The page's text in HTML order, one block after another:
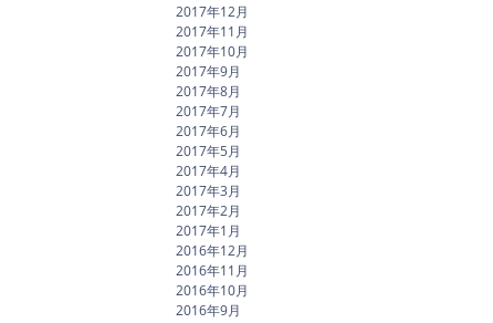
2017年12月
2017年11月
2017年10月
2017年9月
2017年8月
2017年7月
2017年6月
2017年5月
2017年4月
2017年3月
2017年2月
2017年1月
2016年12月
2016年11月
2016年10月
2016年9月